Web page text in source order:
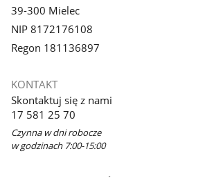
39-300 Mielec
NIP 8172176108
Regon 181136897
KONTAKT
Skontaktuj się z nami
17 581 25 70
Czynna w dni robocze
w godzinach 7:00-15:00